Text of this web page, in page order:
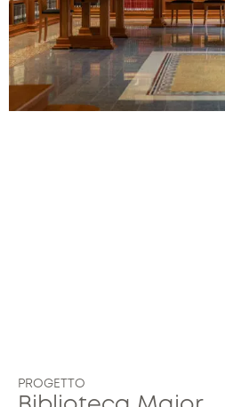
PROGETTO